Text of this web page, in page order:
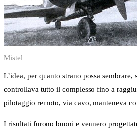
Mistel
L’idea, per quanto strano possa
controllava tutto il complesso fino a
pilotaggio remoto, via cavo, manteneva
I risultati furono buoni e vennero